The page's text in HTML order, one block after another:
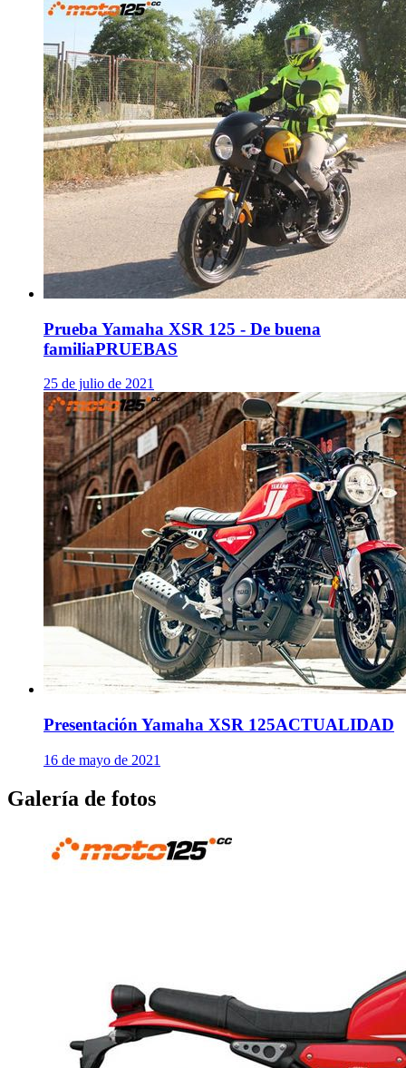
Prueba Yamaha XSR 125 - De buena
familiaPRUEBAS
25 de julio de 2021
Presentación Yamaha XSR 125ACTUALIDAD
16 de mayo de 2021
Galería de fotos